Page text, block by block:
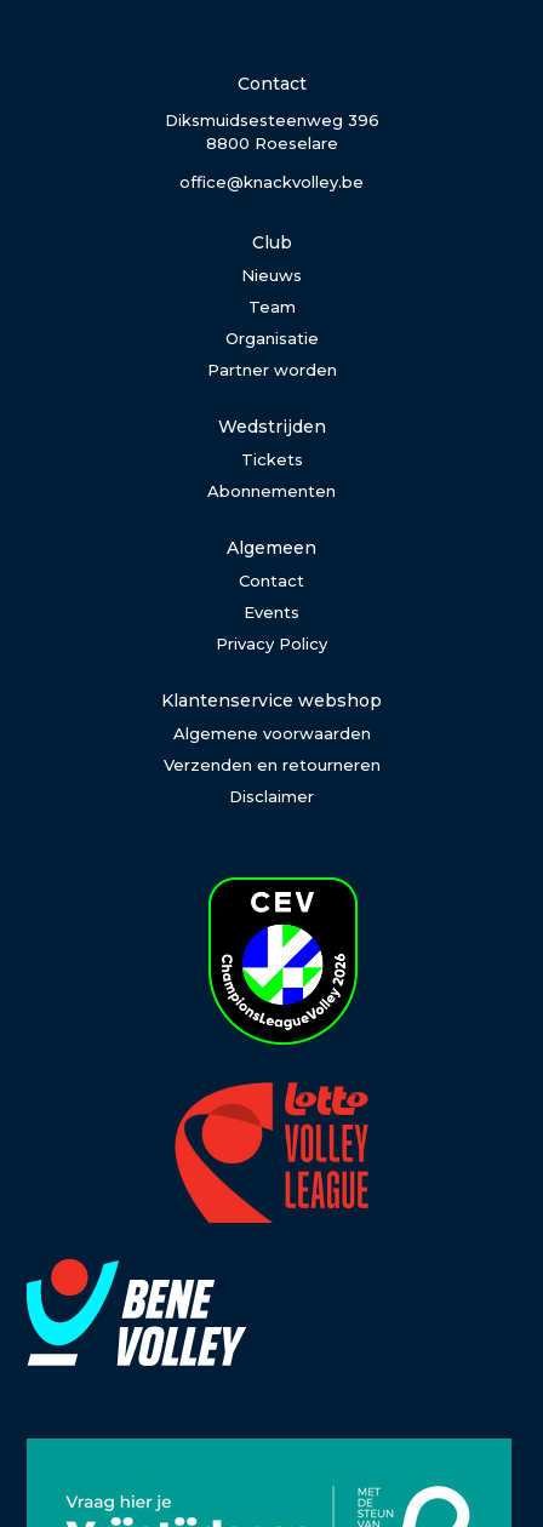
Contact
Diksmuidsesteenweg 396
8800 Roeselare
office@knackvolley.be
Club
Nieuws
Team
Organisatie
Partner worden
Wedstrijden
Tickets
Abonnementen
Algemeen
Contact
Events
Privacy Policy
Klantenservice webshop
Algemene voorwaarden
Verzenden en retourneren
Disclaimer